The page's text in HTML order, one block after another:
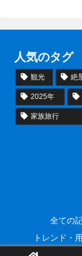
人気のタグ
観光 絶
2025年
家族旅行
全ての
トレンド・